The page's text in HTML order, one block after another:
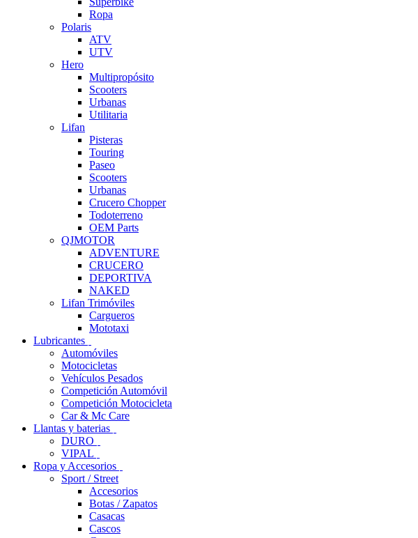
Ropa
Polaris
ATV
UTV
Hero
Multipropósito
Scooters
Urbanas
Utilitaria
Lifan
Pisteras
Touring
Paseo
Scooters
Urbanas
Crucero Chopper
Todoterreno
OEM Parts
QJMOTOR
ADVENTURE
CRUCERO
DEPORTIVA
NAKED
Lifan Trimóviles
Cargueros
Mototaxi
Lubricantes
Automóviles
Motocicletas
Vehículos Pesados
Competición Automóvil
Competición Motocicleta
Car & Mc Care
Llantas y baterias
DURO
VIPAL
Ropa y Accesorios
Sport / Street
Accesorios
Botas / Zapatos
Casacas
Cascos